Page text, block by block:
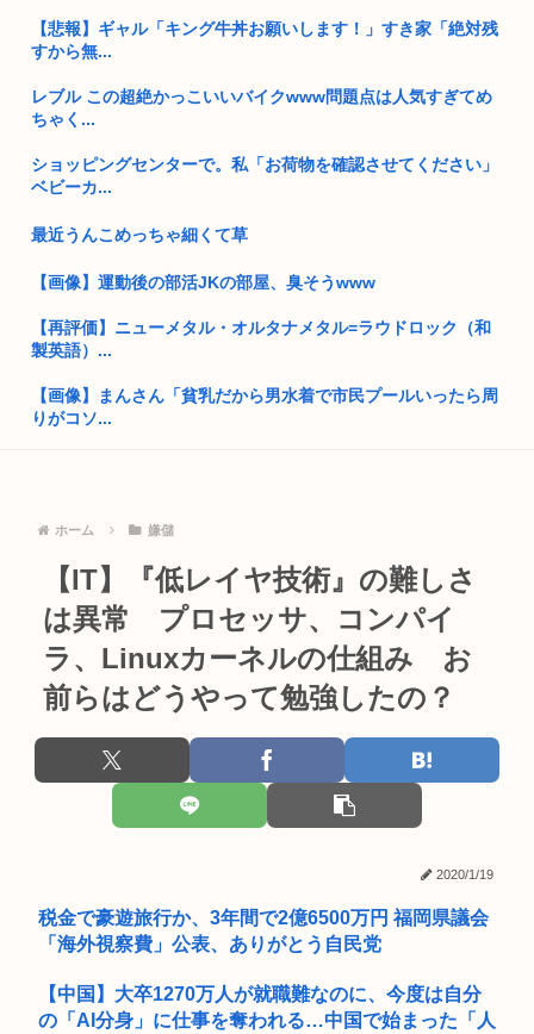
日経「AI産業で韓国・台湾に見劣りの日本 自動車頼り限界、外
資誘...
(ヽ´ん`)井口裕香がなー ⬅ インデックスだけの一発屋おばさ
ん...
バイデン前米大統領（83）死にそう 再選しなくてよかったな
のw」←...
Apple「どうしても、どうしても中国でiPhoneを売りたい…...
「原爆はうそ」「放射線の被害はなかった」 信じる若者たち
をして、...
塊...
高市早苗、今週は熊本行ったり広島行ったり大忙しだったので
土曜日は...
【爆笑】女、インスタ映えの為にロードスターを路肩に止めて
記念撮影...
ト結果...
【老害】明石家さんま「炎天下で『こいつら大変やなぁ』とい
【悲報】ギャル「キング牛丼お願いします！」すき家「絶対残
すから無...
レブル この超絶かっこいいバイクwww問題点は人気すぎてめ
ちゃく...
ショッピングセンターで。私「お荷物を確認させてください」
ベビーカ...
最近うんこめっちゃ細くて草
【画像】運動後の部活JKの部屋、臭そうwww
【再評価】ニューメタル・オルタナメタル=ラウドロック（和
製英語）...
【画像】まんさん「貧乳だから男水着で市民プールいったら周
りがコソ...
歌手の松山千春さん（70）
彡(●)(●)「汗だくのJKのイラストを描け」 「…」
スプラトゥーン詰まらな過ぎる
ファン付き作業着使用男性熱中症で死亡 スポーツドリンクやゼ
リー飲...
『デスクリムゾン』30周年。いろいろな意味で話題となった怪
XBOX Series S、29,980円だったはずが値上げを繰...
鳥刺し専門店、ガチでヤバすぎるwww
甲子園のクソガキ球児 女性審判にブチギレ
ホーム 嫌儲
【IT】『低レイヤ技術』の難しさ
は異常 プロセッサ、コンパイ
ラ、Linuxカーネルの仕組み お
前らはどうやって勉強したの？
2020/1/19
税金で豪遊旅行か、3年間で2億6500万円 福岡県議会
「海外視察費」公表、ありがとう自民党
【中国】大卒1270万人が就職難なのに、今度は自分
の「AI分身」に仕事を奪われる…中国で始まった「人